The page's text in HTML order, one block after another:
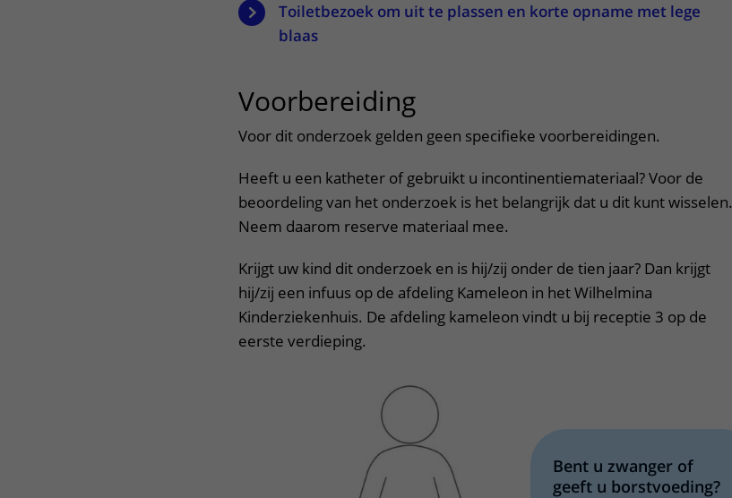
Toiletbezoek om uit te plassen en korte opname met lege
blaas
Voorbereiding
Voor dit onderzoek gelden geen specifieke voorbereidingen.
Heeft u een katheter of gebruikt u incontinentiemateriaal? Voor de
beoordeling van het onderzoek is het belangrijk dat u dit kunt wisselen.
Neem daarom reserve materiaal mee.
Krijgt uw kind dit onderzoek en is hij/zij onder de tien jaar? Dan krijgt
hij/zij een infuus op de afdeling Kameleon in het Wilhelmina
Kinderziekenhuis. De afdeling kameleon vindt u bij receptie 3 op de
eerste verdieping.
Bent u zwanger of
geeft u borstvoeding?